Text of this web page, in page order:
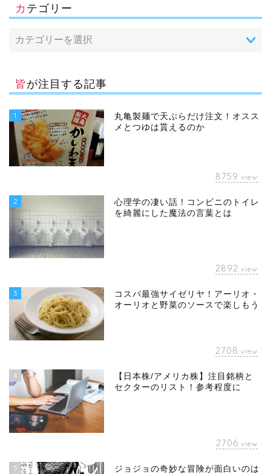
カテゴリー
皆が注目する記事
1
丸亀製麺で天ぷらだけ注文！オスス
メとつゆは貰えるのか
8759 view
2
心理学の凄い話！コンビニのトイレ
を綺麗にした魔法の言葉とは
2892 view
3
コスパ最強サイゼリヤ！アーリオ・
オーリオと野菜のソースで楽しもう
2708 view
4
【日本株/アメリカ株】注目銘柄と
セクターのリスト！参考程度に
2706 view
5
ジョジョの奇妙な冒険が面白いのは